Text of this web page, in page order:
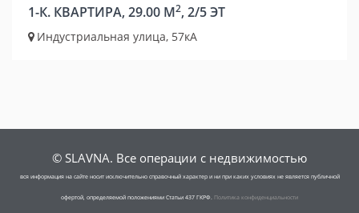
1-К. КВАРТИРА, 29.00 М2, 2/5 ЭТ
Индустриальная улица, 57кА
© SLAVNA. Все операции с недвижимостью
вся информация на сайте носит исключительно справочный характер и ни при каких условиях не является публичной
офертой, определяемой положениями Статьи 437 ГКРФ. Политика конфиденциальности